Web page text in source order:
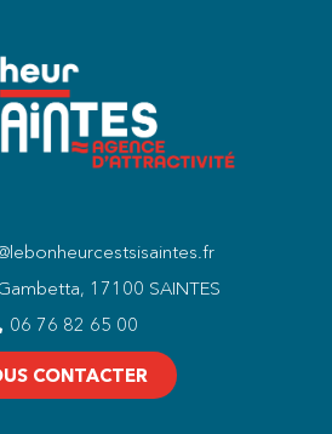
17100 SAINTES
06 76 82 65 00
CONTACTER